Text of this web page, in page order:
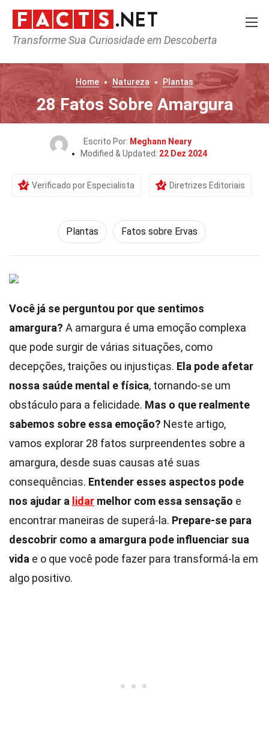
Transforme Sua Curiosidade em Descoberta
Home Natureza Plantas
28 Fatos Sobre Amargura
Escrito Por: Meghann Neary
Modified & Updated: 22 Dez 2024
Verificado por Especialista Diretrizes Editoriais
Plantas Fatos sobre Ervas
Você já se perguntou por que sentimos
amargura? A amargura é uma emoção complexa
que pode surgir de várias situações, como
decepções, traições ou injustiças. Ela pode afetar
nossa saúde mental e física, tornando-se um
obstáculo para a felicidade. Mas o que realmente
sabemos sobre essa emoção? Neste artigo,
vamos explorar 28 fatos surpreendentes sobre a
amargura, desde suas causas até suas
consequências. Entender esses aspectos pode
nos ajudar a lidar melhor com essa sensação e
encontrar maneiras de superá-la. Prepare-se para
descobrir como a amargura pode influenciar sua
vida e o que você pode fazer para transformá-la em
algo positivo.